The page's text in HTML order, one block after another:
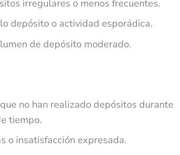
irregulares o menos frecuentes.
depósito o actividad esporádica.
de depósito moderado.
no han realizado depósitos durante
tiempo.
o insatisfacción expresada.